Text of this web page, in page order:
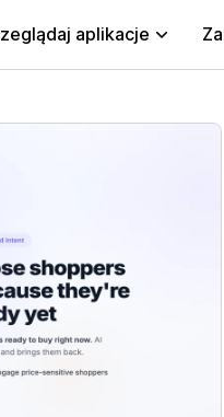
aplikacje